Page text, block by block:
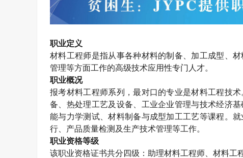
职业定义
材料工程师是指从事各种材料的制备、加工成型、
管理等方面工作的高级技术应用性专门人才。
职业概况
报考材料工程师系列，最对口的专业是材料工程技
备、热处理工艺及设备、工业企业管理与技术经济
能与力学测试、材料制备与成型加工工艺等课程。
行、产品质量检测及生产技术管理等工作。
职业资格等级
该职业资格证书共分四级：助理材料工程师、材料工